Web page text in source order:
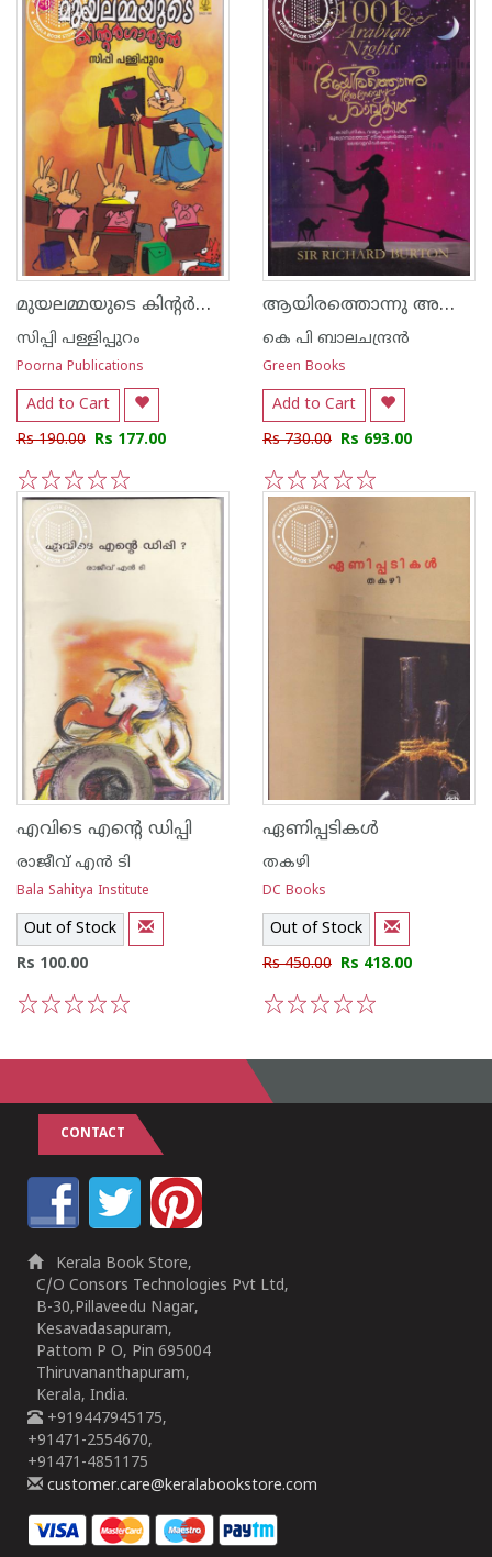
മുയലമ്മയുടെ കിന്റര്‍ഗാര്‍ട്ടന്‍
സിപ്പി പള്ളിപ്പുറം
Poorna Publications
Add to Cart
Rs 190.00 Rs 177.00
5
4
3
2
1
ആയിരത്തൊന്നു അറേബ്യ‌ന്‍ രാവുകള്‍
കെ പി ബാലചന്ദ്രന്‍
Green Books
Add to Cart
Rs 730.00 Rs 693.00
5
4
3
2
1
എവിടെ എന്റെ ഡിപ്പി
രാജീവ് എന്‍ ടി
Bala Sahitya Institute
Out of Stock
Rs 100.00
ഏണിപ്പടികള്‍
തകഴി
DC Books
Out of Stock
Rs 450.00 Rs 418.00
CONTACT
Kerala Book Store,
C/O Consors Technologies Pvt Ltd,
B-30,Pillaveedu Nagar,
Kesavadasapuram,
Pattom P O, Pin 695004
Thiruvananthapuram,
Kerala, India.
+919447945175,
+91471-2554670,
+91471-4851175
customer.care@keralabookstore.com